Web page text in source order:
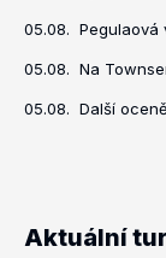
05.08. Pegulaová
05.08. Na
05.08. Další
Aktuální